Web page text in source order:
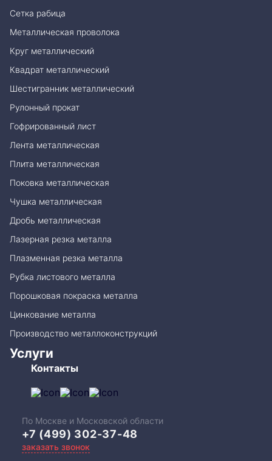
Сетка рабица
Металлическая проволока
Круг металлический
Квадрат металлический
Шестигранник металлический
Рулонный прокат
Гофрированный лист
Лента металлическая
Плита металлическая
Поковка металлическая
Чушка металлическая
Дробь металлическая
Лазерная резка металла
Плазменная резка металла
Рубка листового металла
Порошковая покраска металла
Цинкование металла
Производство металлоконструкций
Услуги
Контакты
По Москве и Московской области
+7 (499) 302-37-48
заказать звонок